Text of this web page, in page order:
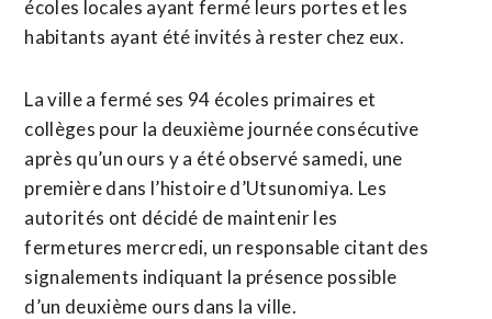
écoles locales ayant fermé leurs portes et les ​
habitants ayant ‌été invités à rester chez eux.
La ville a fermé ​ses 94 écoles ⁠primaires et
collèges pour la deuxième journée consécutive
après qu’un ours y ‌a été observé ‌samedi, une
première dans l’histoire d’Utsunomiya. Les
autorités ont décidé de maintenir les
fermetures mercredi, un responsable citant des
signalements indiquant la présence possible
d’un deuxième ours dans la ville.